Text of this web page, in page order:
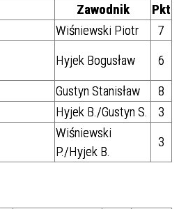
Zawodnik
Pkt
Wiśniewski Piotr
7
Hyjek Bogusław
6
Gustyn Stanisław
8
Hyjek B./Gustyn S.
3
Wiśniewski
P./Hyjek B.
3